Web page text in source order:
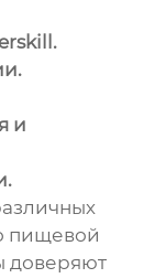
и
пищевой
доверяют